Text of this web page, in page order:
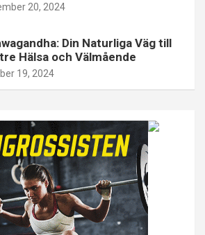
20, 2024
Din Naturliga Väg till
Hälsa och Välmående
19, 2024